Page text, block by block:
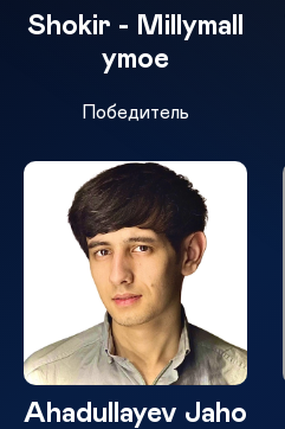
Shokir - Millymall
ymoe
Победитель
Ahadullayev Jaho